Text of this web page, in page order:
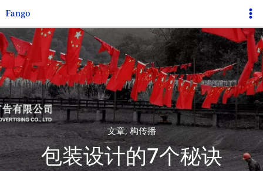
跳
至
内
容
文章,构传播
包装设计的7个秘诀